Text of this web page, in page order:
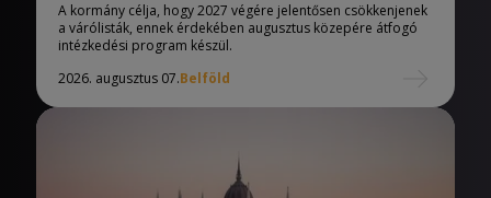
A kormány célja, hogy 2027 végére jelentősen csökkenjenek
a várólisták, ennek érdekében augusztus közepére átfogó
intézkedési program készül.
2026. augusztus 07.Belföld